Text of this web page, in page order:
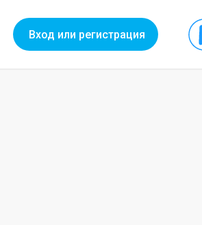
Вход или регистрация